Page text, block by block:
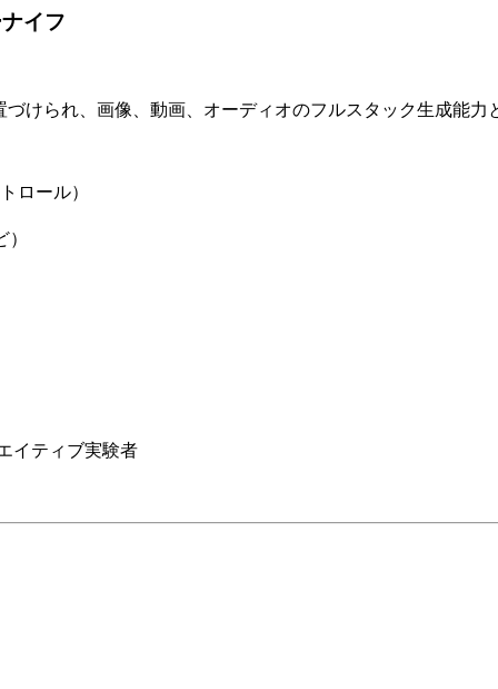
イフ
けられ、画像、動画、オーディオのフルスタック生成能
ロール）
イティブ実験者